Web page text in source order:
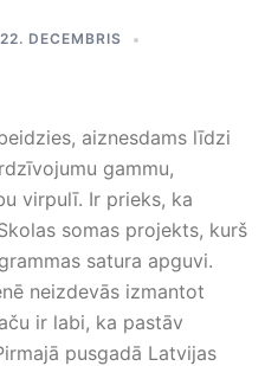
DECEMBRIS
aiznesdams līdzi
gammu,
virpulī. Ir prieks, ka
somas projekts, kurš
satura apguvi.
neizdevās izmantot
ir labi, ka pastāv
pusgadā Latvijas